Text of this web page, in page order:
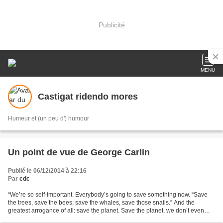
Publicité
MENU
Castigat ridendo mores
Humeur et (un peu d') humour
Un point de vue de George Carlin
Publié le 06/12/2014 à 22:16
Par cdc
“We’re so self-important. Everybody’s going to save something now. “Save
the trees, save the bees, save the whales, save those snails.” And the
greatest arrogance of all: save the planet. Save the planet, we don’t even